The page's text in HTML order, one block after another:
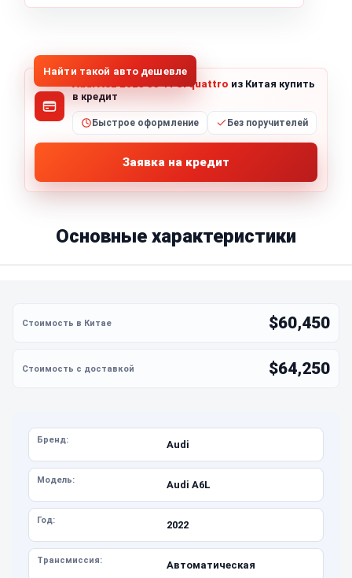
Найти такой авто дешевле
Audi A6L 2023 55 TFSI quattro из Китая купить
в кредит
Быстрое оформление Без поручителей
Заявка на кредит
Основные характеристики
$60,450
$64,250
Бренд: Audi
Модель: Audi A6L
Год: 2022
Трансмиссия: Автоматическая